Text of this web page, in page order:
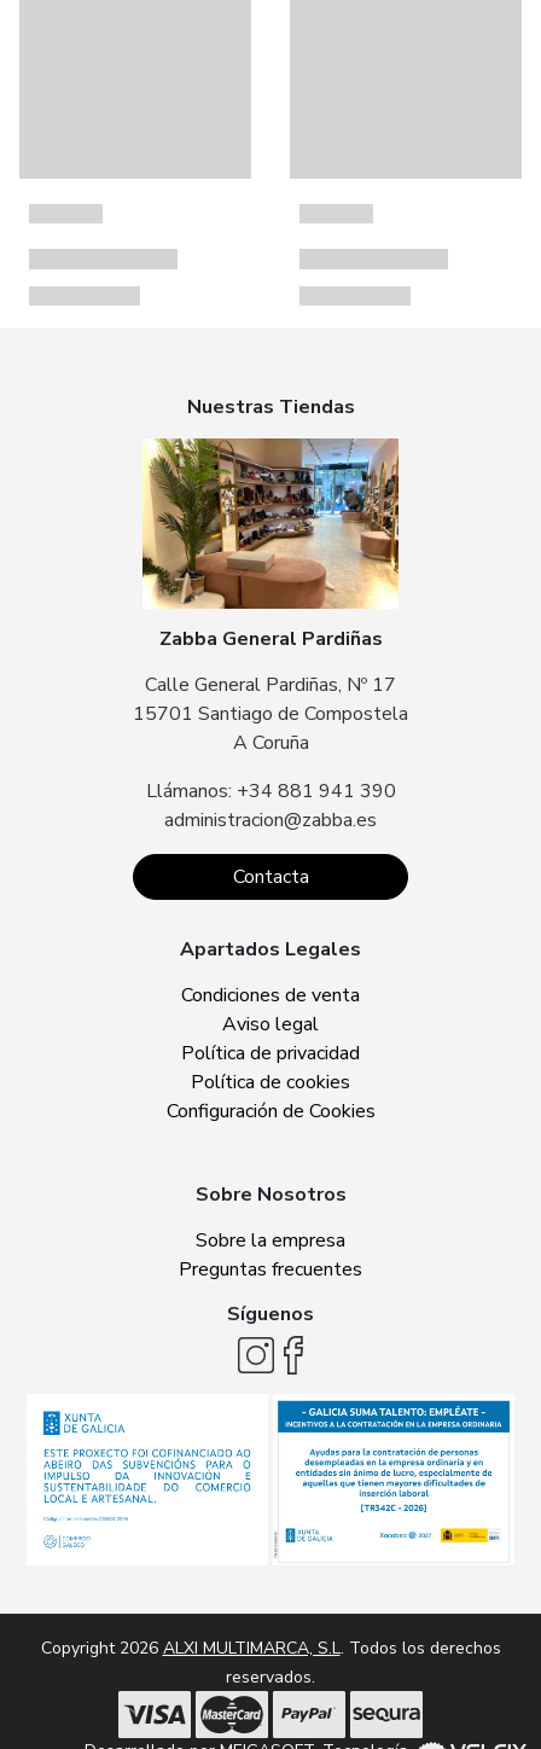
Nuestras Tiendas
Zabba General Pardiñas
Calle General Pardiñas, Nº 17
15701 Santiago de Compostela
A Coruña
Llámanos: +34 881 941 390
administracion@zabba.es
Contacta
Apartados Legales
Condiciones de venta
Aviso legal
Política de privacidad
Política de cookies
Configuración de Cookies
Sobre Nosotros
Sobre la empresa
Preguntas frecuentes
Síguenos
Copyright 2026 ALXI MULTIMARCA, S.L. Todos los derechos
reservados.